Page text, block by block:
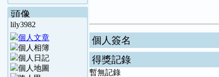
頭像
lily3982
個人簽名
得獎記錄
暫無記錄